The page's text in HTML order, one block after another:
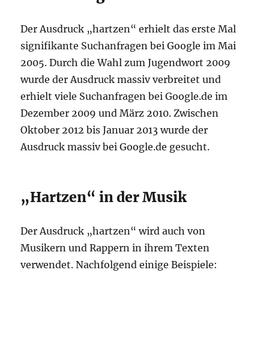
Der Ausdruck „hartzen“ erhielt das erste Mal
signifikante Suchanfragen bei Google im Mai
2005. Durch die Wahl zum Jugendwort 2009
wurde der Ausdruck massiv verbreitet und
erhielt viele Suchanfragen bei Google.de im
Dezember 2009 und März 2010. Zwischen
Oktober 2012 bis Januar 2013 wurde der
Ausdruck massiv bei Google.de gesucht.
„Hartzen“ in der Musik
Der Ausdruck „hartzen“ wird auch von
Musikern und Rappern in ihrem Texten
verwendet. Nachfolgend einige Beispiele: